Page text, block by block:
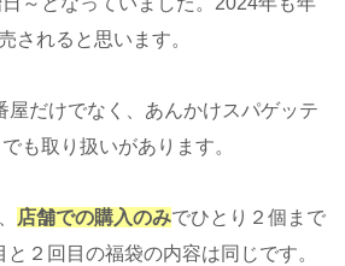
されると思います。
屋だけでなく、あんかけスパゲッテ
も取り扱いがあります。
店舗での購入のみでひとり２個まで
２回目の福袋の内容は同じです。